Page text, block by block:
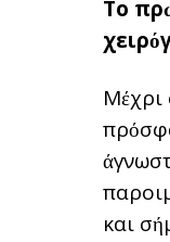
Το
Μέχρι
και